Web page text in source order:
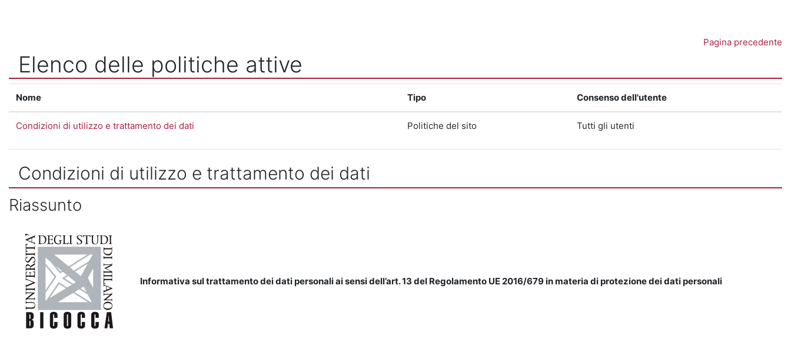
Pagina precedente
Elenco delle politiche attive
Nome Tipo Consenso dell'utente
Condizioni di utilizzo e trattamento dei dati Politiche del sito Tutti gli utenti
Condizioni di utilizzo e trattamento dei dati
Riassunto
Informativa sul trattamento dei dati personali ai sensi dell’art. 13 del Regolamento UE 2016/679 in materia di protezione dei dati personali